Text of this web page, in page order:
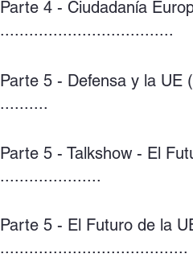
Parte 4 - Ciudadanía
....................................
Parte 5 - Defensa y la UE
..........
Parte 5 - Talkshow - El
.....................
Parte 5 - El Futuro de la
.......................................